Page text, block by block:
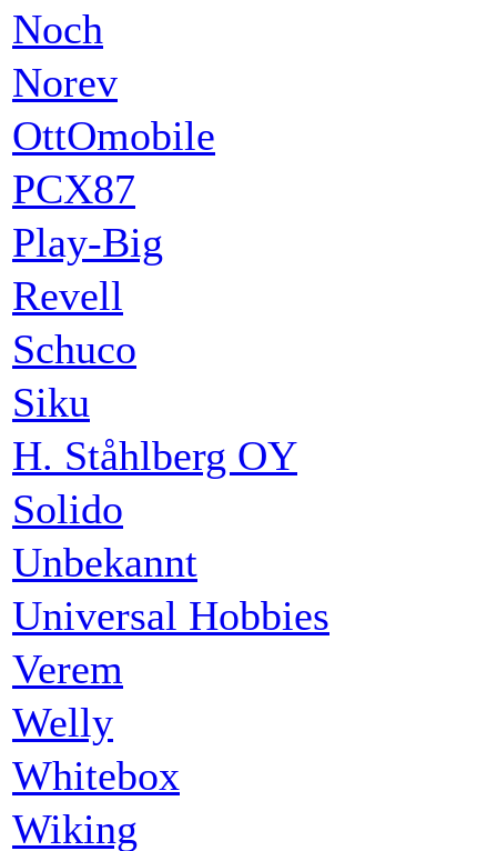
Noch
Norev
OttOmobile
PCX87
Play-Big
Revell
Schuco
Siku
H. Ståhlberg OY
Solido
Unbekannt
Universal Hobbies
Verem
Welly
Whitebox
Wiking